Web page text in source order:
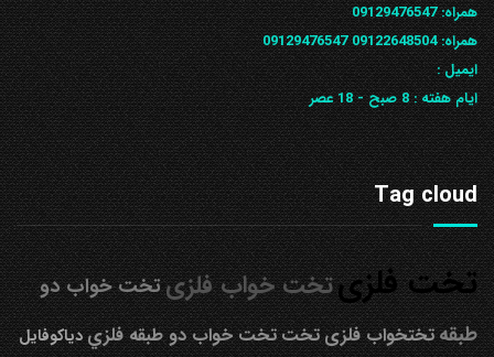
همراه:09129476547
همراه: 09122648504
09129476547
ایمیل :
ایام هفته :8 صبح - 18 عصر
Tag cloud
تخت فلزیتخت خواب فلزیتخت خواب دو
طبقه تختخواب فلزیتختتخت خواب دو طبقه فلزيدیاکوفایل